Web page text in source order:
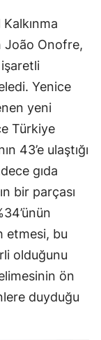
João Onofre,
Yenice
yeni
Türkiye
43’e ulaştığı
gıda
bir parçası
etmesi, bu
olduğunu
ön
duyduğu